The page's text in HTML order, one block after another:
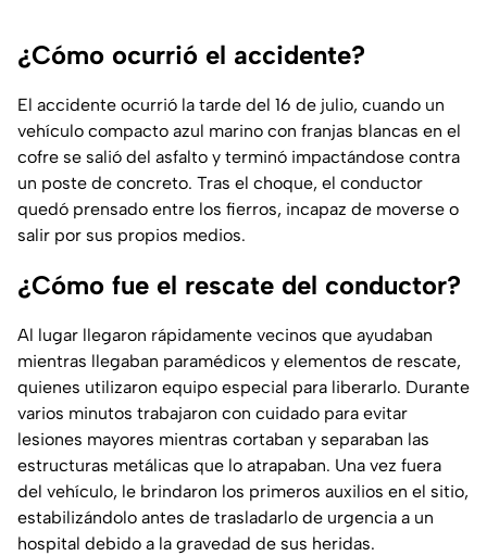
¿Cómo ocurrió el accidente?
El accidente ocurrió la tarde del 16 de julio, cuando un
vehículo compacto azul marino con franjas blancas en el
cofre se salió del asfalto y terminó impactándose contra
un poste de concreto. Tras el choque, el conductor
quedó prensado entre los fierros, incapaz de moverse o
salir por sus propios medios.
¿Cómo fue el rescate del conductor?
Al lugar llegaron rápidamente vecinos que ayudaban
mientras llegaban paramédicos y elementos de rescate,
quienes utilizaron equipo especial para liberarlo. Durante
varios minutos trabajaron con cuidado para evitar
lesiones mayores mientras cortaban y separaban las
estructuras metálicas que lo atrapaban. Una vez fuera
del vehículo, le brindaron los primeros auxilios en el sitio,
estabilizándolo antes de trasladarlo de urgencia a un
hospital debido a la gravedad de sus heridas.